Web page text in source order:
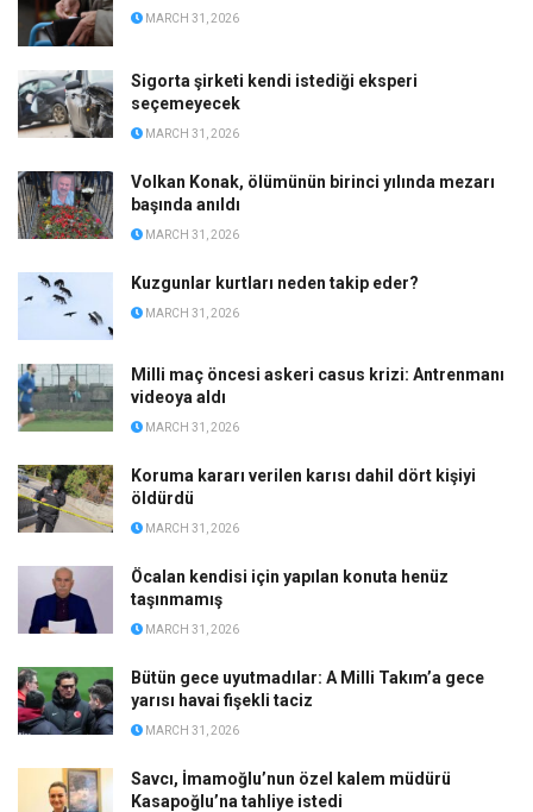
MARCH 31, 2026
Sigorta şirketi kendi istediği eksperi
seçemeyecek
MARCH 31, 2026
Volkan Konak, ölümünün birinci yılında mezarı
başında anıldı
MARCH 31, 2026
Kuzgunlar kurtları neden takip eder?
MARCH 31, 2026
Milli maç öncesi askeri casus krizi: Antrenmanı
videoya aldı
MARCH 31, 2026
Koruma kararı verilen karısı dahil dört kişiyi
öldürdü
MARCH 31, 2026
Öcalan kendisi için yapılan konuta henüz
taşınmamış
MARCH 31, 2026
Bütün gece uyutmadılar: A Milli Takım’a gece
yarısı havai fişekli taciz
MARCH 31, 2026
Savcı, İmamoğlu’nun özel kalem müdürü
Kasapoğlu’na tahliye istedi